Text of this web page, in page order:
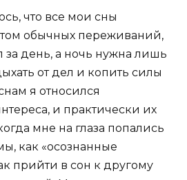
что все мои сны
обычных переживаний,
за день, а ночь нужна лишь
от дел и копить силы
я относился
и практически их
мне на глаза попались
как «осознанные
прийти в сон к другому